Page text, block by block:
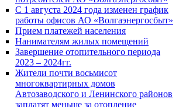
С 1 августа 2024 года изменен график
работы офисов АО «Волгаэнергосбыт»
Прием платежей населения
Нанимателям жилых помещений
Завершение отопительного периода
2023 – 2024гг.
Жители почти восьмисот
многоквартирных домов
Автозаводского и Ленинского районов
заплатят меньше за отопление